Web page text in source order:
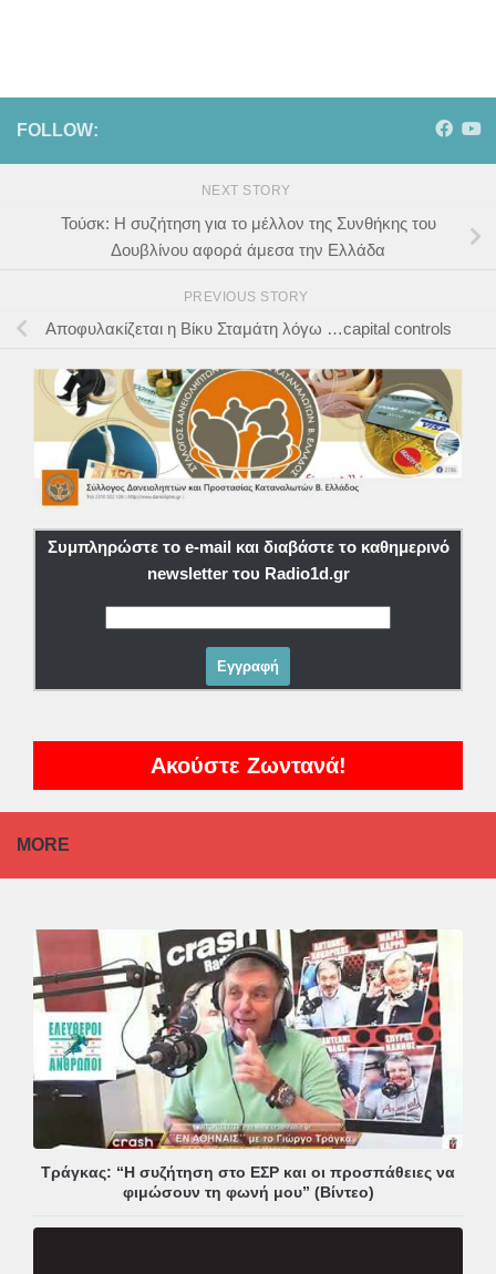
FOLLOW:
NEXT STORY
Τούσκ: Η συζήτηση για το μέλλον της Συνθήκης του
Δουβλίνου αφορά άμεσα την Ελλάδα
PREVIOUS STORY
Αποφυλακίζεται η Βίκυ Σταμάτη λόγω …capital controls
Συμπληρώστε το e-mail και διαβάστε το καθημερινό
newsletter του Radio1d.gr
Ακούστε Ζωντανά!
MORE
Τράγκας: “Η συζήτηση στο ΕΣΡ και οι προσπάθειες να
φιμώσουν τη φωνή μου” (Βίντεο)